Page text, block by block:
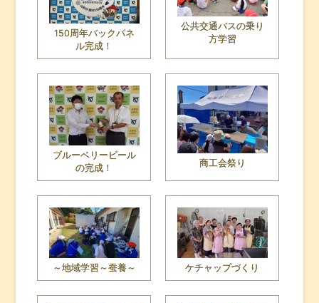
150周年バックパネ
ル完成！
公共交通バスの乗り
方学習
ブルーベリービール
の完成！
商工会祭り
～地域学習～蚕養～ ケチャップづくり